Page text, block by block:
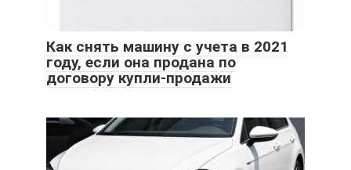
Как снять машину с учета в 2021
году, если она продана по
договору купли-продажи